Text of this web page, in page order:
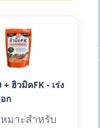
ฮิวมิคFK - เร่ง
ก
มาะสำหรับ